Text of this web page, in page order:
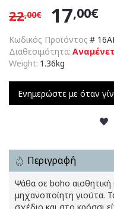
Κωδικός Προϊόντος #
Διαθεσιμότητα:
Weight: 1.36kg
17,00€
22,00€
Ενημερώστε με όταν
Περιγραφή
Ψάθα σε boho
μηχανοποίητη γιούτα.